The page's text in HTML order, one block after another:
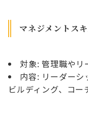
マネジメントス
対象: 管理職やリ
内容: リーダーシ
ビルディング、コー